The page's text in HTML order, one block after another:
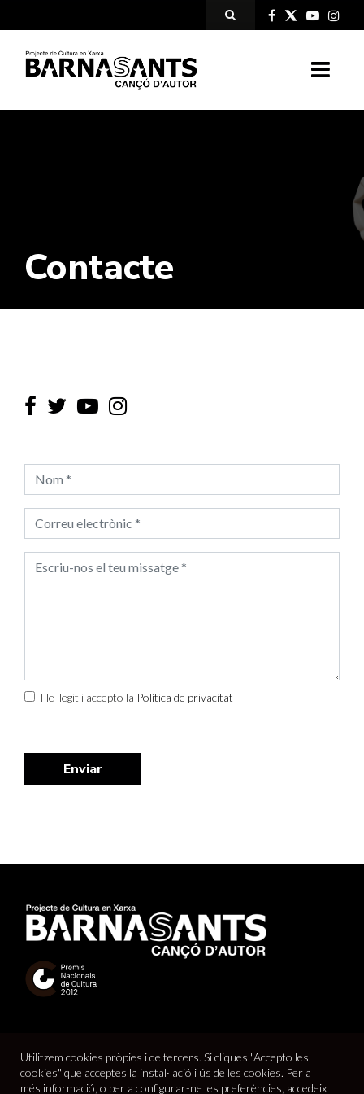
Contacte
He llegit i accepto la Política de privacitat
Enviar
Utilitzem cookies pròpies i de tercers. Si cliques "Accepto les
cookies" que acceptes la instal·lació i ús de les cookies. Per a
més informació, o per a configurar-ne les preferències, accedeix